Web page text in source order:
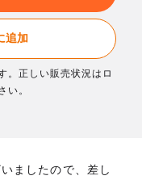
追加
。正しい販売状況はロ
い。
ましたので、差し